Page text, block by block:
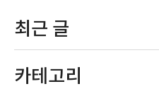
최근 글
카테고리